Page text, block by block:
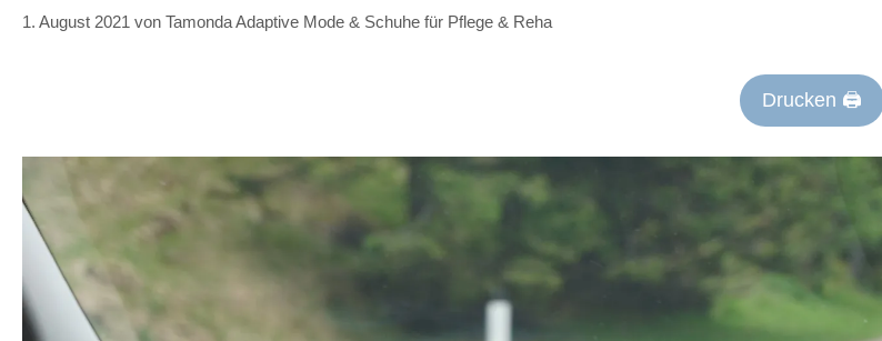
1. August 2021 von Tamonda Adaptive Mode & Schuhe für Pflege & Reha
Drucken 🖨